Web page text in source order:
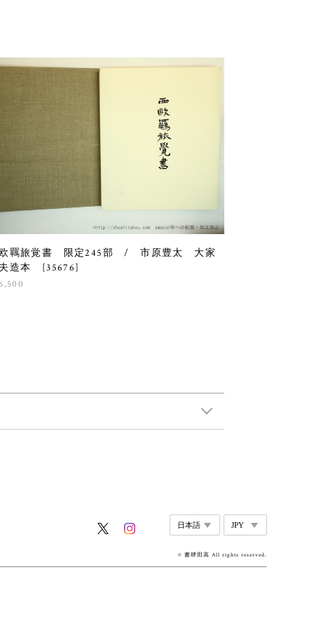
羈旅覚書 限定245部 / 市原豊太 大家
造本 [35676]
© 書肆田高 All rights reserved.